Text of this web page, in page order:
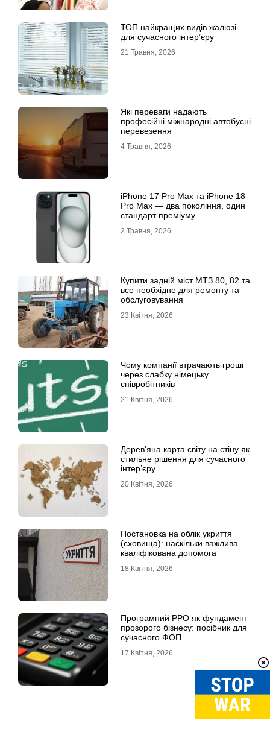
ТОП найкращих видів жалюзі
для сучасного інтер’єру
21 Травня, 2026
Які переваги надають
професійні міжнародні автобусні
перевезення
4 Травня, 2026
iРhone 17 Рro Мax та iРhone 18
Рro Мax — два покоління, один
стандарт преміуму
2 Травня, 2026
Купити задній міст МТЗ 80, 82 та
все необхідне для ремонту та
обслуговування
23 Квітня, 2026
Чому компанії втрачають гроші
через слабку німецьку
співробітників
21 Квітня, 2026
Дерев’яна карта світу на стіну як
стильне рішення для сучасного
інтер’єру
20 Квітня, 2026
Постановка на облік укриття
(сховища): наскільки важлива
кваліфікована допомога
18 Квітня, 2026
Програмний РРО як фундамент
прозорого бізнесу: посібник для
сучасного ФОП
17 Квітня, 2026